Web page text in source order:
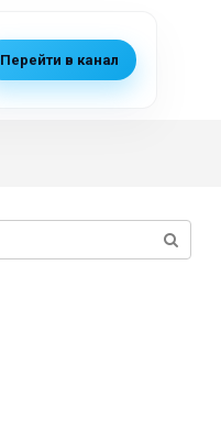
Перейти в канал